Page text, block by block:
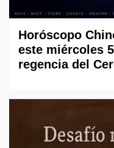
Horóscopo
este miércoles
regencia del